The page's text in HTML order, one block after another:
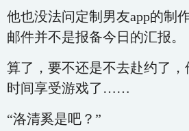
他也没法问定制男友app的制
邮件并不是报备今日的汇报。
算了，要不还是不去赴约了
时间享受游戏了……
“洛清奚是吧？”